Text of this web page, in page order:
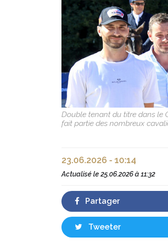
Double tenant du titre dans le
fait partie des nombreux
23.06.2026 - 10:14
Actualisé le25.06.2026 à 11:32
Partager
Tweeter